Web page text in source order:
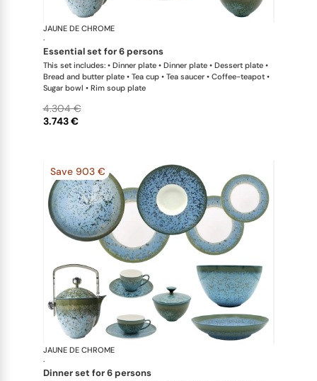
JAUNE DE CHROME
·
essential set for 6 persons
This set includes: • Dinner plate • Dinner plate • Dessert plate •
Bread and butter plate • Tea cup • Tea saucer • Coffee-teapot •
Sugar bowl • Rim soup plate
3.743 €
4.304 €
Save 903 €
JAUNE DE CHROME
·
dinner set for 6 persons